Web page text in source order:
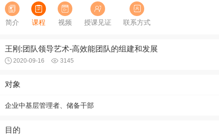
简介 课程 视频 授课见证 联系方式
王刚:团队领导艺术-高效能团队的组建和发展
2020-09-16 3145
对象
企业中基层管理者、储备干部
目的